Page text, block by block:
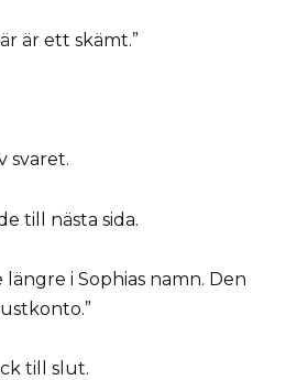
är ett skämt.”
svaret.
till nästa sida.
i Sophias namn. Den
till slut.